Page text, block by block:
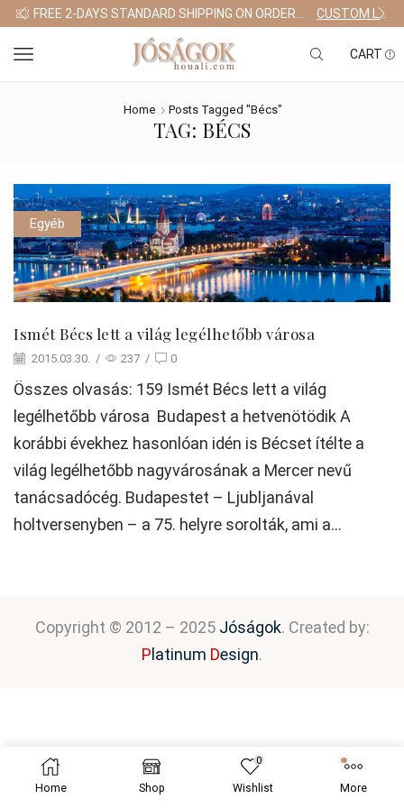
CUSTOM LINK
CART
Home Posts Tagged "Bécs"
TAG: BÉCS
Egyéb
Ismét Bécs lett a világ legélhetőbb városa
2015.03.30. / 237 / 0
Összes olvasás: 159 Ismét Bécs lett a világ
legélhetőbb városa Budapest a hetvenötödik A
korábbi évekhez hasonlóan idén is Bécset ítélte a
világ legélhetőbb nagyvárosának a Mercer nevű
tanácsadócég. Budapestet – Ljubljanával
holtversenyben – a 75. helyre sorolták, ami a...
Copyright © 2012 – 2025 Jóságok. Created by:
P latinum Design.
Home Shop
0
Wishlist More